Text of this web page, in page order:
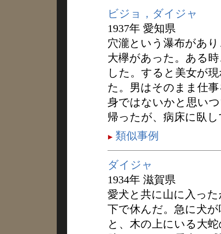
ビジョ，ダイジャ
1937年 愛知県
穴瀧という瀑布があ
大欅があった。ある
した。すると美女が
た。男はそのまま仕
身ではないかと思い
帰ったが、病床に臥
類似事例
ダイジャ
1934年 滋賀県
愛犬と共に山に入っ
下で休んだ。急に犬
と、木の上にいる大